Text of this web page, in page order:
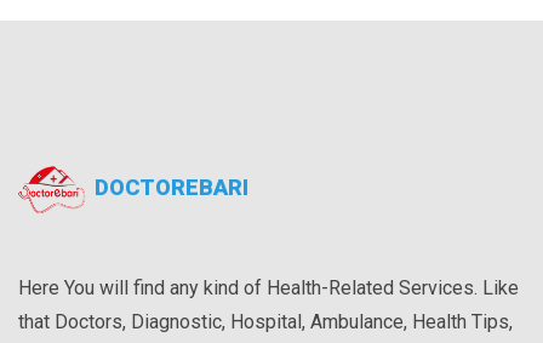
DOCTOREBARI
Here You will find any kind of Health-Related Services. Like
that Doctors, Diagnostic, Hospital, Ambulance, Health Tips,